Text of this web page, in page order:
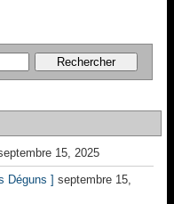
15, 2025
Déguns ] septembre 15,